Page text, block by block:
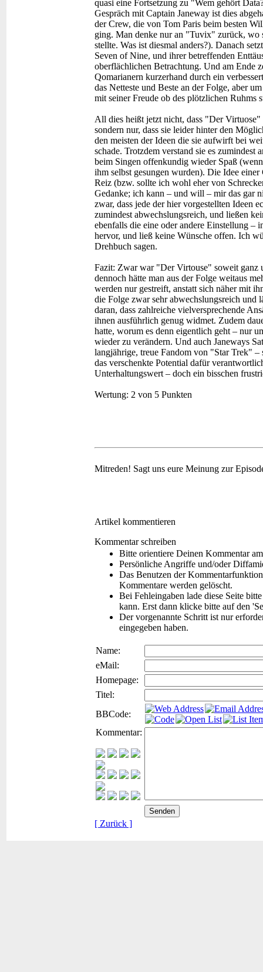
quasi eine Fortsetzung zu "Wem gehört
Gespräch mit Captain Janeway ist dies
der Crew, die von Tom Paris beim besten
ging. Man denke nur an "Tuvix" zurück, wo
stellte. Was ist diesmal anders?). Danach
Seven of Nine, und ihrer betreffenden
oberflächlichen Betrachtung. Und am Ende
Qomarianern kurzerhand durch ein
das Netteste und Beste an der Folge, aber
mit seiner Freude ob des plötzlichen Ruhms
All dies heißt jetzt nicht, dass "Der Virtuose"
sondern nur, dass sie leider hinter den
den meisten der Ideen die sie aufwirft bei
schade. Trotzdem verstand sie es zumindest
beim Singen offenkundig wieder Spaß
ihm selbst gesungen wurden). Die Idee
Reiz (bzw. sollte ich wohl eher von
Gedanke; ich kann – und will – mir das gar
zwar, dass jede der hier vorgestellten Ideen
zumindest abwechslungsreich, und ließen
ebenfalls die eine oder andere Einstellung –
hervor, und ließ keine Wünsche offen. Ich
Drehbuch sagen.
Fazit: Zwar war "Der Virtouse" soweit ganz
dennoch hätte man aus der Folge weitaus
werden nur gestreift, anstatt sich näher mit
die Folge zwar sehr abwechslungsreich und
daran, dass zahlreiche vielversprechende
ihnen ausführlich genug widmet. Zudem
hatte, worum es denn eigentlich geht – nur
wieder zu verändern. Und auch Janeways
langjährige, treue Fandom von "Star Trek"
das verschenkte Potential dafür
Unterhaltungswert – doch ein bisschen
Wertung: 2 von 5 Punkten
Mitreden! Sagt uns eure Meinung zur
Artikel kommentieren
Kommentar schreiben
Bitte orientiere Deinen Kommentar
Persönliche Angriffe und/oder
Das Benutzen der
Kommentare werden gelöscht.
Bei Fehleingaben lade diese Seite
kann. Erst dann klicke bitte auf den
Der vorgenannte Schritt ist nur
eingegeben haben.
Name:
eMail:
Homepage:
Titel:
BBCode:
Kommentar:
[ Zurück ]